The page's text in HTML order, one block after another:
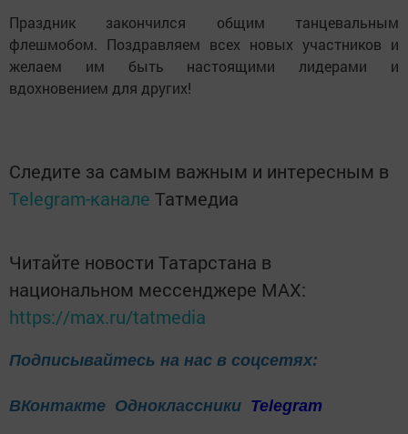
Праздник закончился общим танцевальным
флешмобом. Поздравляем всех новых участников и
желаем им быть настоящими лидерами и
вдохновением для других!
Следите за самым важным и интересным в
Telegram-канале Татмедиа
Читайте новости Татарстана в
национальном мессенджере MАХ:
https://max.ru/tatmedia
Подписывайтесь на нас в соцсетях:
ВКонтакте Одноклассники Telegram